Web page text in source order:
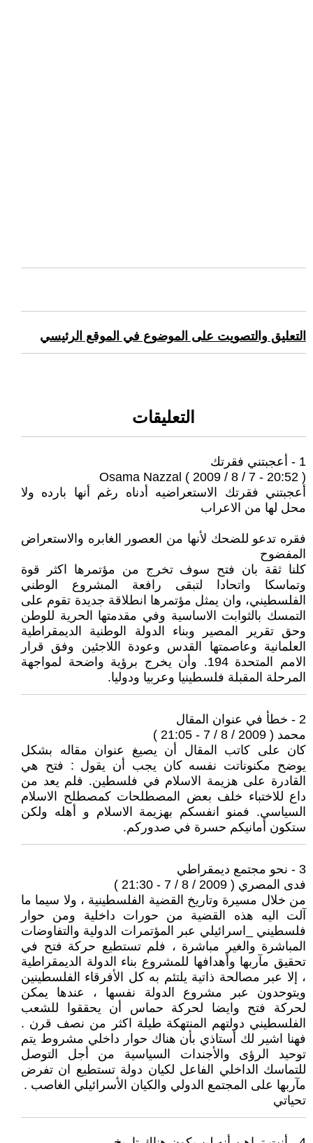
التعليق والتصويت على الموضوع في الموقع الرئيسي
التعليقات
1 - أعجبتني فقرتك
Osama Nazzal ( 2009 / 8 / 7 - 20:52 )
أعجبتني فقرتك الاستعراضيه أدناه رغم أنها بارده ولا
محل لها من الاعراب
فقره تدعو للضحك لأنها من العصور الغابره والاستعراض
المفضوح
كلنا ثقة بان فتح سوف تخرج من مؤتمرها اكثر قوة
وتماسكا واتحادا لتبقى رافعة المشروع الوطني
الفلسطيني، وان يمثل مؤتمرها انطلاقة جديدة تقوم على
التمسك بالثوابت الاساسية وفي مقدمتها الحرية للوطن
وحق تقرير المصير وبناء الدولة الوطنية الديمقراطية
العلمانية وعاصمتها القدس وعودة اللاجئين وفق قرار
الامم المتحدة 194. وأن يخرج برؤية واضحة لمواجهة
المرحلة المقبلة فلسطينيا وعربيا ودوليا.
2 - خطأ في عنوان المقال
محمد ( 2009 / 8 / 7 - 21:05 )
كان على كاتب المقال أن يصيغ عنوان مقاله بشكل
يوضح مكنوناتت نفسه كان يجب أن يقول : فتح هي
القادرة على هزيمة الاسلام في فلسطين. فلم يعد من
داع للاختباء خلف بعض المصطلحات كمصطلح الاسلام
السياسي. فمنو انفسكم بهزيمة الاسلام و أهله ولكن
ستكون أمانيكم حسرة في صدوركم.
3 - نحو مجتمع ديمقراطي
فدى المصري ( 2009 / 8 / 7 - 21:30 )
من خلال مسيرة وتاريخ القضية الفلسطينية ، ولا سيما ما
آلت اليه هذه القضية من حورات داخلية ومن حوار
فلسطيني _اسرائيلي عبر المؤتمرات الدولية والتفاوضات
المباشرة والغير مباشرة ، فلم تستطيع حركة فتح في
تحقيق مآربها وأهدافها للمشروع بناء الدولة الديمقراطية
، إلا عبر مصالحة ذاتية يلتئم به كل الأفرقاء الفلسطينين
ويتوحدون عبر مشروع الدولة نفسها ، عندها يمكن
لحركة فتح وايضا لحركة حماس أن يحققوا للشعب
الفلسطيني دولتهم المنتهكة طيلة اكثر من نصف قرن .
فهنا اشير لك أستاذي بأن هناك حوار داخلي مشروط يتم
توحيد الرؤى والأجندات السياسية من أجل التوصل
للتماسك الداخلي الفاعل لكيان دولة تستطيع ان تفرض
مآربها على المجتمع الدولي والكيان الأسرائيلي الغاصب .
تحياتي